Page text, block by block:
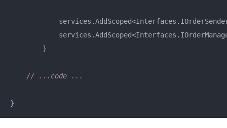
        }
// ...code ...
}